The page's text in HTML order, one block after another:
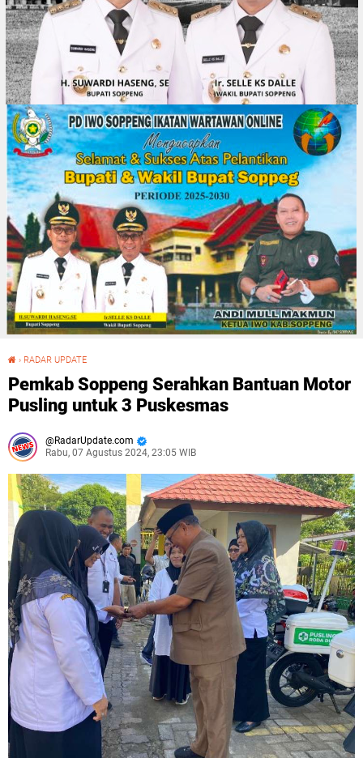
› RADAR UPDATE
Pemkab Soppeng Serahkan Bantuan Motor
Pusling untuk 3 Puskesmas
RadarUpdate.com
Rabu, 07 Agustus 2024, 23:05 WIB